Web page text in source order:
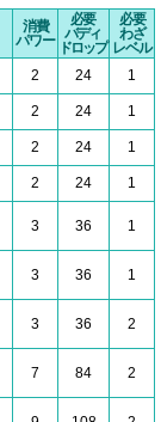
消費
パワー
必要
バディ
ドロップ
必要
わざ
レベル
2 24 1
2 24 1
2 24 1
2 24
1
3 36 1
3 36 1
3 36 2
7 84 2